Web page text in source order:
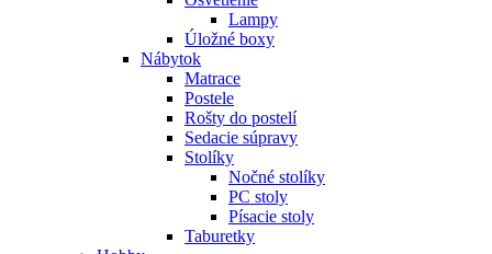
Lampy
Úložné boxy
Nábytok
Matrace
Postele
Rošty do postelí
Sedacie súpravy
Stolíky
Nočné stolíky
PC stoly
Písacie stoly
Taburetky